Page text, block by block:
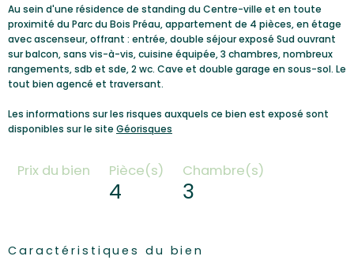
Au sein d'une résidence de standing du Centre-ville et en toute
proximité du Parc du Bois Préau, appartement de 4 pièces, en étage
avec ascenseur, offrant : entrée, double séjour exposé Sud ouvrant
sur balcon, sans vis-à-vis, cuisine équipée, 3 chambres, nombreux
rangements, sdb et sde, 2 wc. Cave et double garage en sous-sol. Le
tout bien agencé et traversant.
Les informations sur les risques auxquels ce bien est exposé sont
disponibles sur le site Géorisques
Prix du bien Pièce(s)
4
Chambre(s)
3
Caractéristiques du bien